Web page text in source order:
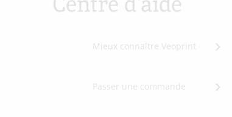
Mieux connaître Veoprint
Passer une commande